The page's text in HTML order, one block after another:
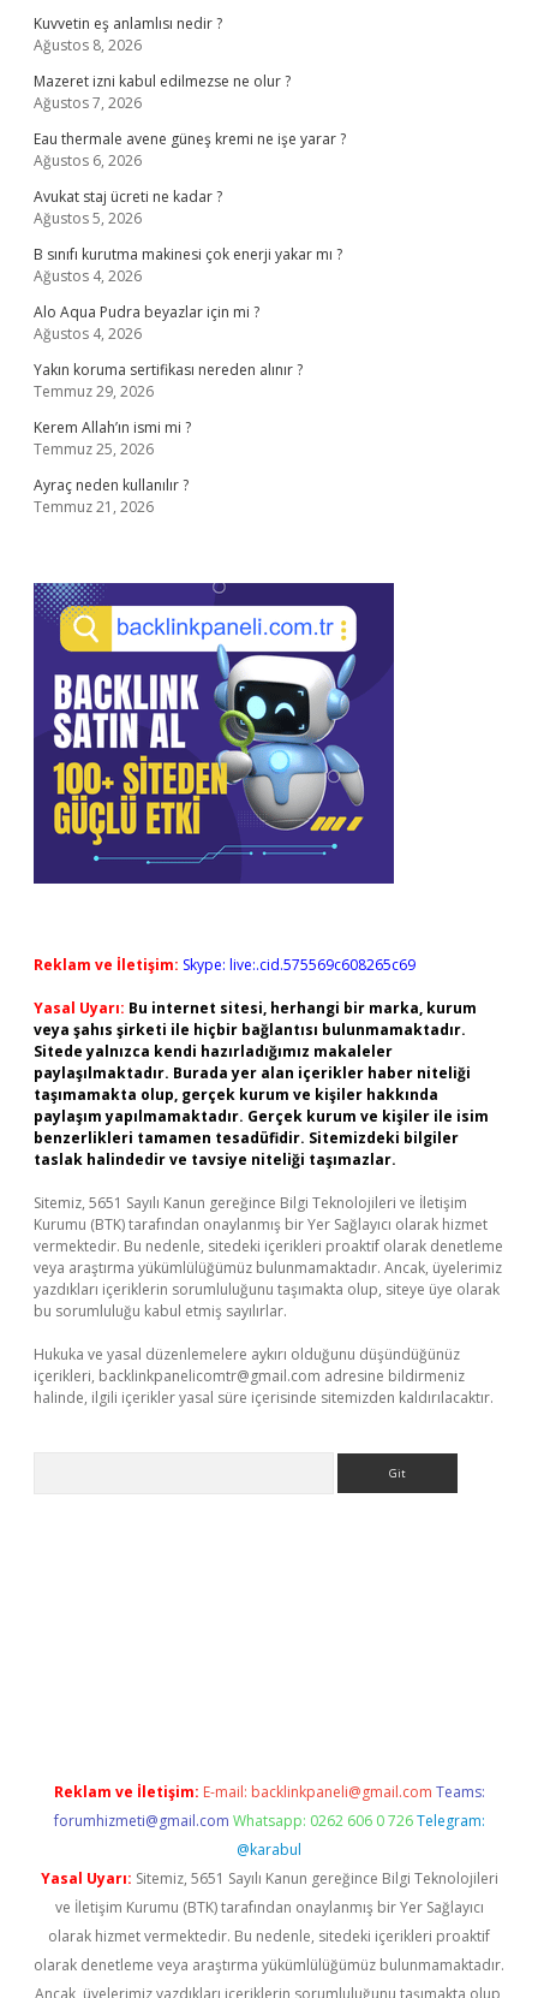
Kuvvetin eş anlamlısı nedir ?
Ağustos 8, 2026
Mazeret izni kabul edilmezse ne olur ?
Ağustos 7, 2026
Eau thermale avene güneş kremi ne işe yarar ?
Ağustos 6, 2026
Avukat staj ücreti ne kadar ?
Ağustos 5, 2026
B sınıfı kurutma makinesi çok enerji yakar mı ?
Ağustos 4, 2026
Alo Aqua Pudra beyazlar için mi ?
Ağustos 4, 2026
Yakın koruma sertifikası nereden alınır ?
Temmuz 29, 2026
Kerem Allah’ın ismi mi ?
Temmuz 25, 2026
Ayraç neden kullanılır ?
Temmuz 21, 2026
Reklam ve İletişim: Skype: live:.cid.575569c608265c69
Yasal Uyarı: Bu internet sitesi, herhangi bir marka, kurum
veya şahıs şirketi ile hiçbir bağlantısı bulunmamaktadır.
Sitede yalnızca kendi hazırladığımız makaleler
paylaşılmaktadır. Burada yer alan içerikler haber niteliği
taşımamakta olup, gerçek kurum ve kişiler hakkında
paylaşım yapılmamaktadır. Gerçek kurum ve kişiler ile isim
benzerlikleri tamamen tesadüfidir. Sitemizdeki bilgiler
taslak halindedir ve tavsiye niteliği taşımazlar.
Sitemiz, 5651 Sayılı Kanun gereğince Bilgi Teknolojileri ve İletişim
Kurumu (BTK) tarafından onaylanmış bir Yer Sağlayıcı olarak hizmet
vermektedir. Bu nedenle, sitedeki içerikleri proaktif olarak denetleme
veya araştırma yükümlülüğümüz bulunmamaktadır. Ancak, üyelerimiz
yazdıkları içeriklerin sorumluluğunu taşımakta olup, siteye üye olarak
bu sorumluluğu kabul etmiş sayılırlar.
Hukuka ve yasal düzenlemelere aykırı olduğunu düşündüğünüz
içerikleri, backlinkpanelicomtr@gmail.com adresine bildirmeniz
halinde, ilgili içerikler yasal süre içerisinde sitemizden kaldırılacaktır.
Reklam ve İletişim: E-mail: backlinkpaneli@gmail.com Teams:
forumhizmeti@gmail.com Whatsapp: 0262 606 0 726 Telegram:
@karabul
Yasal Uyarı: Sitemiz, 5651 Sayılı Kanun gereğince Bilgi Teknolojileri
ve İletişim Kurumu (BTK) tarafından onaylanmış bir Yer Sağlayıcı
olarak hizmet vermektedir. Bu nedenle, sitedeki içerikleri proaktif
olarak denetleme veya araştırma yükümlülüğümüz bulunmamaktadır.
Ancak, üyelerimiz yazdıkları içeriklerin sorumluluğunu taşımakta olup,